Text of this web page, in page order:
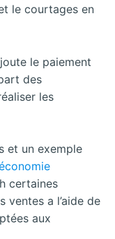
le courtages en
le paiement
des
les
et un exemple
certaines
ventes a l’aide de
aux